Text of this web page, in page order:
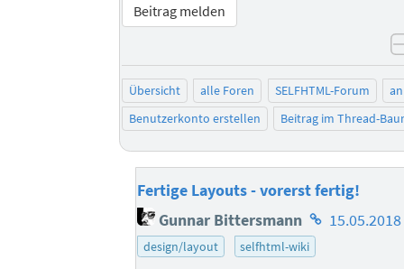
Beitrag melden
Übersicht alle Foren SELFHTML-Forum
Benutzerkonto erstellen
Beitrag im Thread-
Fertige Layouts - vorerst fertig!
Gunnar Bittersmann Homepage
des
design/layout selfhtml-wiki